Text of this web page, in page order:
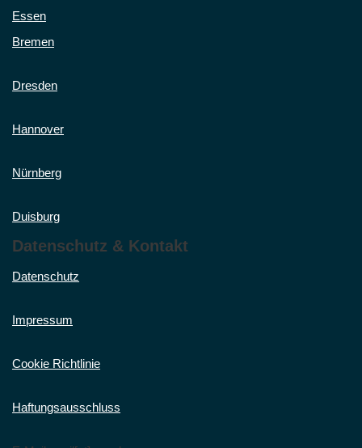
Essen
Bremen
Dresden
Hannover
Nürnberg
Duisburg
Datenschutz & Kontakt
Datenschutz
Impressum
Cookie Richtlinie
Haftungsausschluss